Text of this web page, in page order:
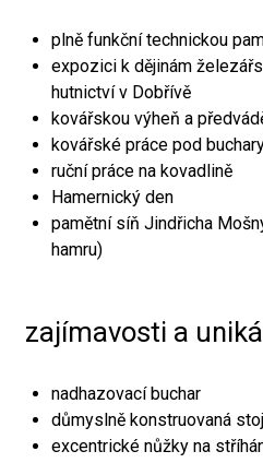
plně funkční technickou
expozici k dějinám
hutnictví v Dobřívě
kovářskou výheň a
kovářské práce pod
ruční práce na kovadlině
Hamernický den
pamětní síň Jindřicha
hamru)
zajímavosti a
nadhazovací buchar
důmyslně konstruovaná
excentrické nůžky na